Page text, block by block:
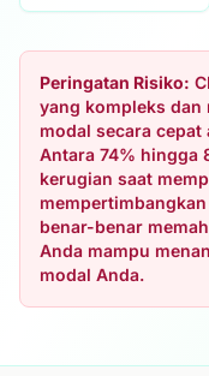
Peringatan Risiko:
yang kompleks
modal secara
Antara 74% hingga
kerugian saat
benar-benar
Anda mampu
modal Anda.